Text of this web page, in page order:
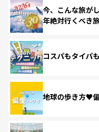
今、こんな旅が
年絶対行くべき
コスパもタイパ
地球の歩き方♥